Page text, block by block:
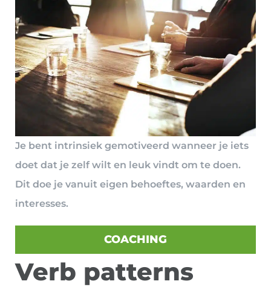
Je bent intrinsiek gemotiveerd wanneer je iets
doet dat je zelf wilt en leuk vindt om te doen.
Dit doe je vanuit eigen behoeftes, waarden en
interesses.
COACHING
Verb patterns